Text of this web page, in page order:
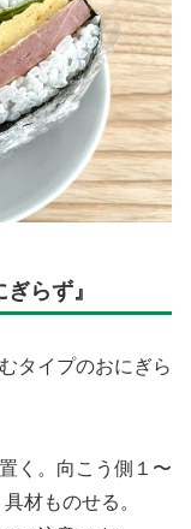
らず』
タイプのおにぎら
く。向こう側１〜
材ものせる。